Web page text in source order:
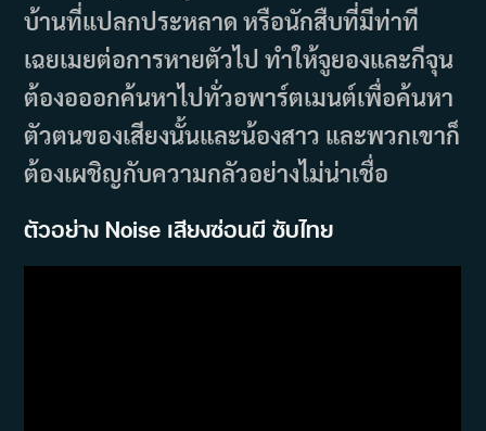
บ้านที่แปลกประหลาด หรือนักสืบที่มีท่าที
เฉยเมยต่อการหายตัวไป ทำให้จูยองและกีจุน
ต้องอออกค้นหาไปทั่วอพาร์ตเมนต์เพื่อค้นหา
ตัวตนของเสียงนั้นและน้องสาว และพวกเขาก็
ต้องเผชิญกับความกลัวอย่างไม่น่าเชื่อ
ตัวอย่าง Noise เสียงซ่อนผี ซับไทย